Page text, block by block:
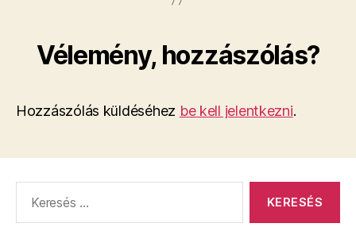
Vélemény, hozzászólás?
Hozzászólás küldéséhez be kell jelentkezni.